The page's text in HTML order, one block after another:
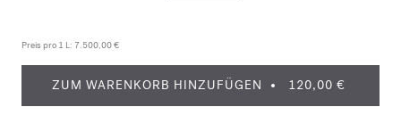
Preis pro 1 L: 7.500,00 €
ZUM WARENKORB HINZUFÜGEN 120,00 €